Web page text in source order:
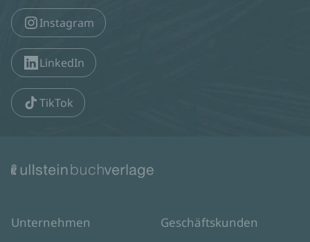
Instagram
LinkedIn
TikTok
Unternehmen Geschäftskunden